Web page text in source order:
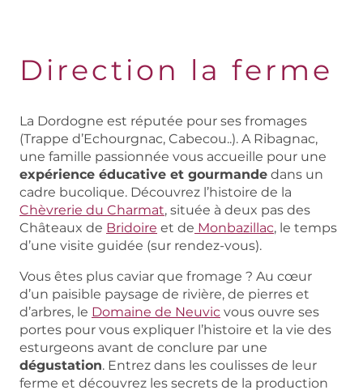
Direction la ferme
La Dordogne est réputée pour ses fromages
(Trappe d’Echourgnac, Cabecou..). A Ribagnac,
une famille passionnée vous accueille pour une
expérience éducative et gourmande dans un
cadre bucolique. Découvrez l’histoire de la
Chèvrerie du Charmat, située à deux pas des
Châteaux de Bridoire et de Monbazillac, le temps
d’une visite guidée (sur rendez-vous).
Vous êtes plus caviar que fromage ? Au cœur
d’un paisible paysage de rivière, de pierres et
d’arbres, le Domaine de Neuvic vous ouvre ses
portes pour vous expliquer l’histoire et la vie des
esturgeons avant de conclure par une
dégustation. Entrez dans les coulisses de leur
ferme et découvrez les secrets de la production